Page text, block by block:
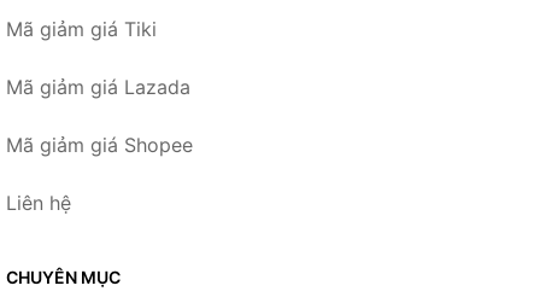
Mã giảm giá Tiki
Mã giảm giá Lazada
Mã giảm giá Shopee
Liên hệ
CHUYÊN MỤC